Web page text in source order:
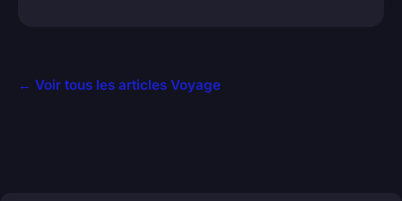
← Voir tous les articles Voyage